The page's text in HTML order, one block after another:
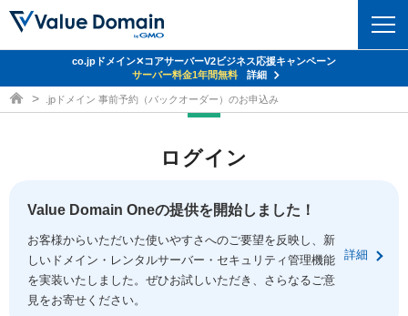
ドメイントップ
ドメイン移管
ドメイン価格一覧
ドメイン一括検索
コアサーバー
バリューサーバー
XREA
セキュリティトップ
Value Domain ネットde診断
SSL証明書
サービストップ
お得意様割引
facebook
co.jpドメイン✕コアサーバーV2ビジネス応援キャンペーン
サーバー料金1年間無料
詳細
ドメイン取得ならバリュードメイン
.jpドメイン 事前予約（バックオーダー）のお申込み
ログイン
Value Domain Oneの提供を開始しました！
お客様からいただいた使いやすさへのご要望を反映し、新
しいドメイン・レンタルサーバー・セキュリティ管理機能
を実装いたしました。ぜひお試しいただき、さらなるご意
見をお寄せください。
詳細